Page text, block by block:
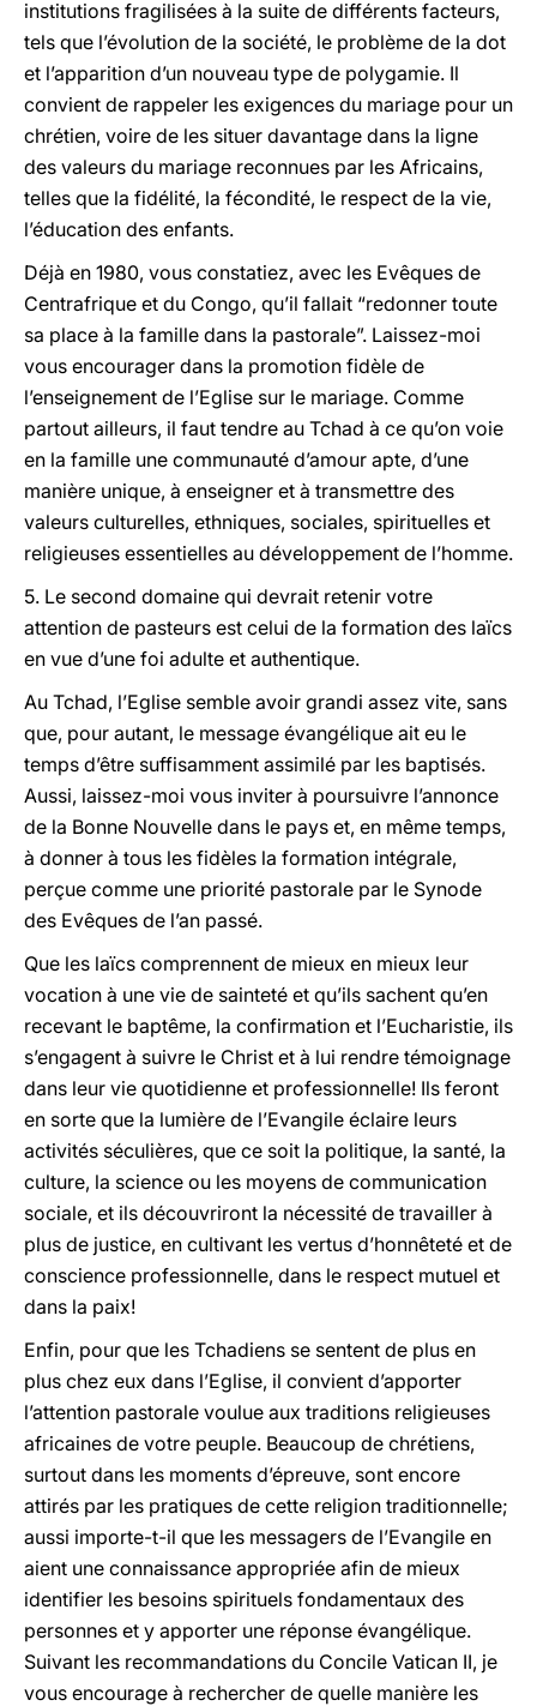
institutions fragilisées à la suite de différents facteurs,
tels que l’évolution de la société, le problème de la dot
et l’apparition d’un nouveau type de polygamie. Il
convient de rappeler les exigences du mariage pour un
chrétien, voire de les situer davantage dans la ligne
des valeurs du mariage reconnues par les Africains,
telles que la fidélité, la fécondité, le respect de la vie,
l’éducation des enfants.
Déjà en 1980, vous constatiez, avec les Evêques de
Centrafrique et du Congo, qu’il fallait “redonner toute
sa place à la famille dans la pastorale”. Laissez-moi
vous encourager dans la promotion fidèle de
l’enseignement de l’Eglise sur le mariage. Comme
partout ailleurs, il faut tendre au Tchad à ce qu’on voie
en la famille une communauté d’amour apte, d’une
manière unique, à enseigner et à transmettre des
valeurs culturelles, ethniques, sociales, spirituelles et
religieuses essentielles au développement de l’homme.
5. Le second domaine qui devrait retenir votre
attention de pasteurs est celui de la formation des laïcs
en vue d’une foi adulte et authentique.
Au Tchad, l’Eglise semble avoir grandi assez vite, sans
que, pour autant, le message évangélique ait eu le
temps d’être suffisamment assimilé par les baptisés.
Aussi, laissez-moi vous inviter à poursuivre l’annonce
de la Bonne Nouvelle dans le pays et, en même temps,
à donner à tous les fidèles la formation intégrale,
perçue comme une priorité pastorale par le Synode
des Evêques de l’an passé.
Que les laïcs comprennent de mieux en mieux leur
vocation à une vie de sainteté et qu’ils sachent qu’en
recevant le baptême, la confirmation et l’Eucharistie, ils
s’engagent à suivre le Christ et à lui rendre témoignage
dans leur vie quotidienne et professionnelle! Ils feront
en sorte que la lumière de l’Evangile éclaire leurs
activités séculières, que ce soit la politique, la santé, la
culture, la science ou les moyens de communication
sociale, et ils découvriront la nécessité de travailler à
plus de justice, en cultivant les vertus d’honnêteté et de
conscience professionnelle, dans le respect mutuel et
dans la paix!
Enfin, pour que les Tchadiens se sentent de plus en
plus chez eux dans l’Eglise, il convient d’apporter
l’attention pastorale voulue aux traditions religieuses
africaines de votre peuple. Beaucoup de chrétiens,
surtout dans les moments d’épreuve, sont encore
attirés par les pratiques de cette religion traditionnelle;
aussi importe-t-il que les messagers de l’Evangile en
aient une connaissance appropriée afin de mieux
identifier les besoins spirituels fondamentaux des
personnes et y apporter une réponse évangélique.
Suivant les recommandations du Concile Vatican II, je
vous encourage à rechercher de quelle manière les